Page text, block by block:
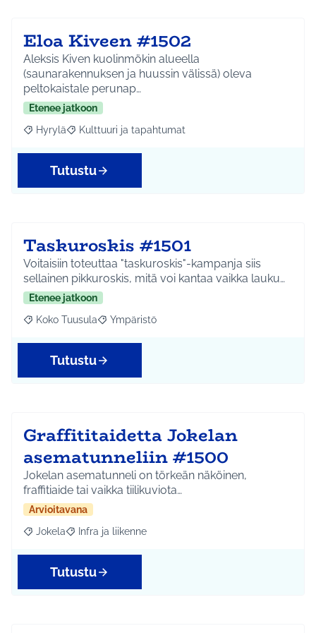
Eloa Kiveen #1502
Aleksis Kiven kuolinmökin alueella
(saunarakennuksen ja huussin välissä) oleva
peltokaistale perunap…
Etenee jatkoon
Rajaa tulokset aihepiirin mukaan: Hyrylä
Hyrylä Rajaa tulokset teeman mukaan: Kulttuuri ja
Kulttuuri ja tapahtumat
Tutustu
Taskuroskis #1501
Voitaisiin toteuttaa "taskuroskis"-kampanja siis
sellainen pikkuroskis, mitä voi kantaa vaikka lauku…
Etenee jatkoon
Rajaa tulokset aihepiirin mukaan: Koko Tuusula
Koko Tuusula Rajaa tulokset teeman mukaan: Ympäristö
Ympäristö
Tutustu
Graffititaidetta Jokelan
asematunneliin #1500
Jokelan asematunneli on törkeän näköinen,
fraffitiaide tai vaikka tiilikuviota…
Arvioitavana
Rajaa tulokset aihepiirin mukaan: Jokela
Jokela Rajaa tulokset teeman mukaan: Infra ja liikenne
Infra ja liikenne
Tutustu